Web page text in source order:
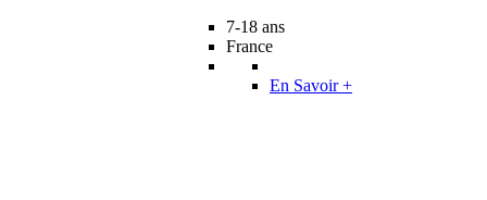
7-18 ans
France
En Savoir +